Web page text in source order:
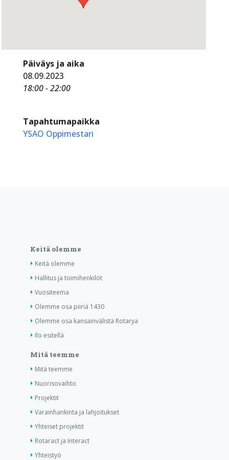
Päiväys ja aika
08.09.2023
18:00 - 22:00
Tapahtumapaikka
YSAO Oppimestari
Keitä olemme
Keitä olemme
Hallitus ja toimihenkilöt
Vuositeema
Olemme osa piiriä 1430
Olemme osa kansainvälistä Rotarya
Ilo esitellä
Mitä teemme
Mitä teemme
Nuorisovaihto
Projektit
Varainhankinta ja lahjoitukset
Yhteiset projektit
Rotaract ja Interact
Yhteistyö